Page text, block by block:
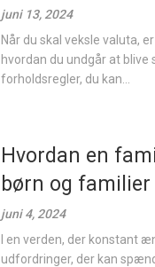
juni 13, 2024
Når du skal veksle valuta,
hvordan du undgår at
forholdsregler, du kan...
Hvordan en
børn og familier
juni 4, 2024
I en verden, der konstant
udfordringer, der kan